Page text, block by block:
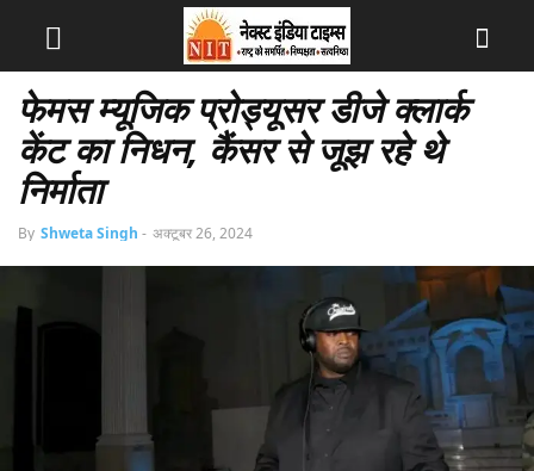
फेमस म्यूजिक प्रोड्यूसर डीजे क्लार्क
केंट का निधन, कैंसर से जूझ रहे थे
निर्माता
By Shweta Singh - अक्टूबर 26, 2024